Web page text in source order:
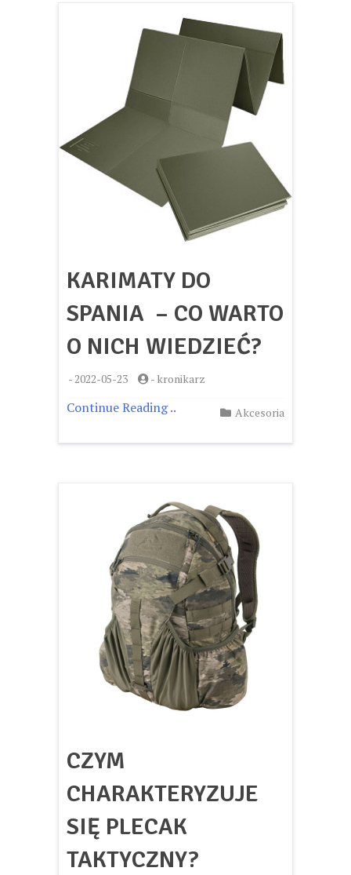
KARIMATY DO
SPANIA – CO WARTO
O NICH WIEDZIEĆ?
- 2022-05-23 - kronikarz
Continue Reading .. Akcesoria
CZYM
CHARAKTERYZUJE
SIĘ PLECAK
TAKTYCZNY?